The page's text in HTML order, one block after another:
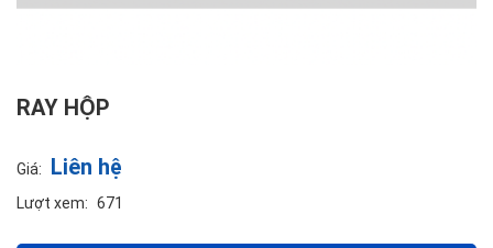
RAY HỘP
Giá: Liên hệ
Lượt xem: 671